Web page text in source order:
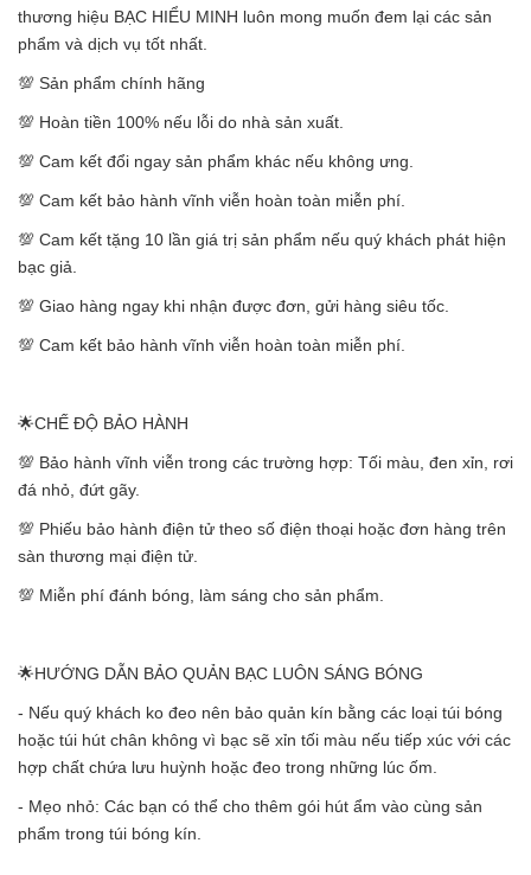
thương hiệu BẠC HIỂU MINH luôn mong muốn đem lại các sản
phẩm và dịch vụ tốt nhất.
💯 Sản phẩm chính hãng
💯 Hoàn tiền 100% nếu lỗi do nhà sản xuất.
💯 Cam kết đổi ngay sản phẩm khác nếu không ưng.
💯 Cam kết bảo hành vĩnh viễn hoàn toàn miễn phí.
💯 Cam kết tặng 10 lần giá trị sản phẩm nếu quý khách phát hiện
bạc giả.
💯 Giao hàng ngay khi nhận được đơn, gửi hàng siêu tốc.
💯 Cam kết bảo hành vĩnh viễn hoàn toàn miễn phí.
🌟CHẾ ĐỘ BẢO HÀNH
💯 Bảo hành vĩnh viễn trong các trường hợp: Tối màu, đen xỉn, rơi
đá nhỏ, đứt gãy.
💯 Phiếu bảo hành điện tử theo số điện thoại hoặc đơn hàng trên
sàn thương mại điện tử.
💯 Miễn phí đánh bóng, làm sáng cho sản phẩm.
🌟HƯỚNG DẪN BẢO QUẢN BẠC LUÔN SÁNG BÓNG
- Nếu quý khách ko đeo nên bảo quản kín bằng các loại túi bóng
hoặc túi hút chân không vì bạc sẽ xỉn tối màu nếu tiếp xúc với các
hợp chất chứa lưu huỳnh hoặc đeo trong những lúc ốm.
- Mẹo nhỏ: Các bạn có thể cho thêm gói hút ẩm vào cùng sản
phẩm trong túi bóng kín.